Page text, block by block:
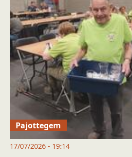
Pajottegem
17/07/2026 - 19:14